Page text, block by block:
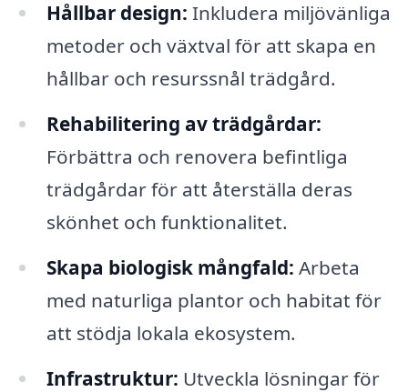
Hållbar design: Inkludera miljövänliga
metoder och växtval för att skapa en
hållbar och resurssnål trädgård.
Rehabilitering av trädgårdar:
Förbättra och renovera befintliga
trädgårdar för att återställa deras
skönhet och funktionalitet.
Skapa biologisk mångfald: Arbeta
med naturliga plantor och habitat för
att stödja lokala ekosystem.
Infrastruktur: Utveckla lösningar för